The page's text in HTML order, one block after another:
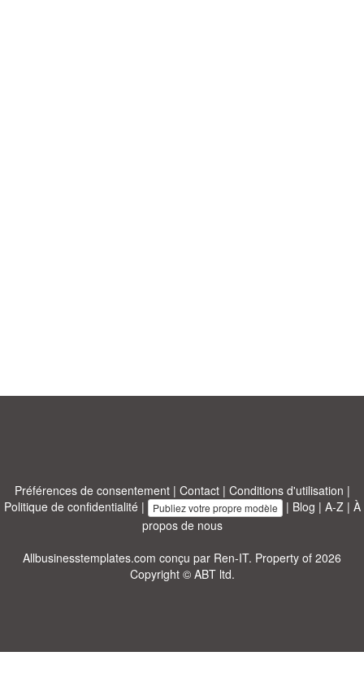
Préférences de consentement| Contact| Conditions d'utilisation |
Politique de confidentialité| Publiez votre propre modèle | Blog | A-Z | À
propos de nous
Allbusinesstemplates.com conçu par Ren-IT. Property of 2026
Copyright © ABT ltd.